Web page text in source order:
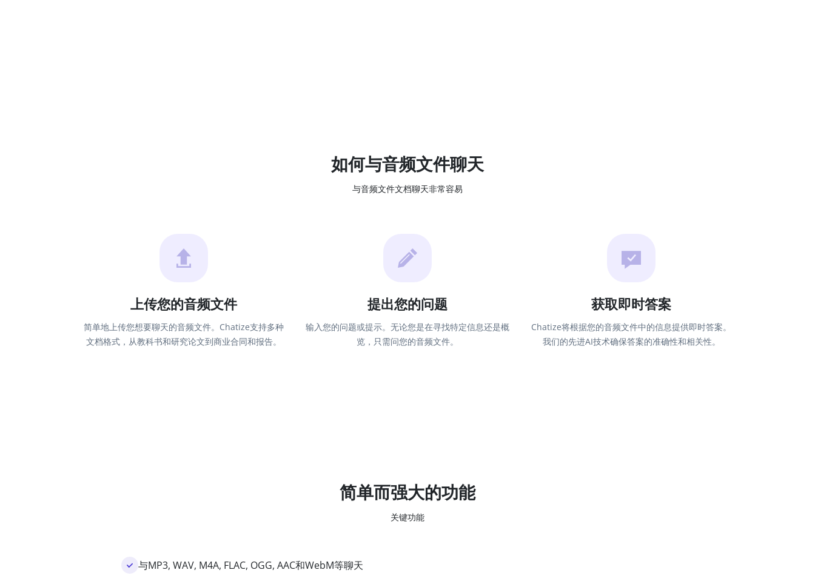
如何与音频文件聊天
与音频文件文档聊天非常容易
上传您的音频文件
简单地上传您想要聊天的音频文件。Chatize支持多种
文档格式，从教科书和研究论文到商业合同和报告。
提出您的问题
输入您的问题或提示。无论您是在寻找特定信息还是概
览，只需问您的音频文件。
获取即时答案
Chatize将根据您的音频文件中的信息提供即时答案。
我们的先进AI技术确保答案的准确性和相关性。
简单而强大的功能
关键功能
与MP3, WAV, M4A, FLAC, OGG, AAC和WebM等聊天